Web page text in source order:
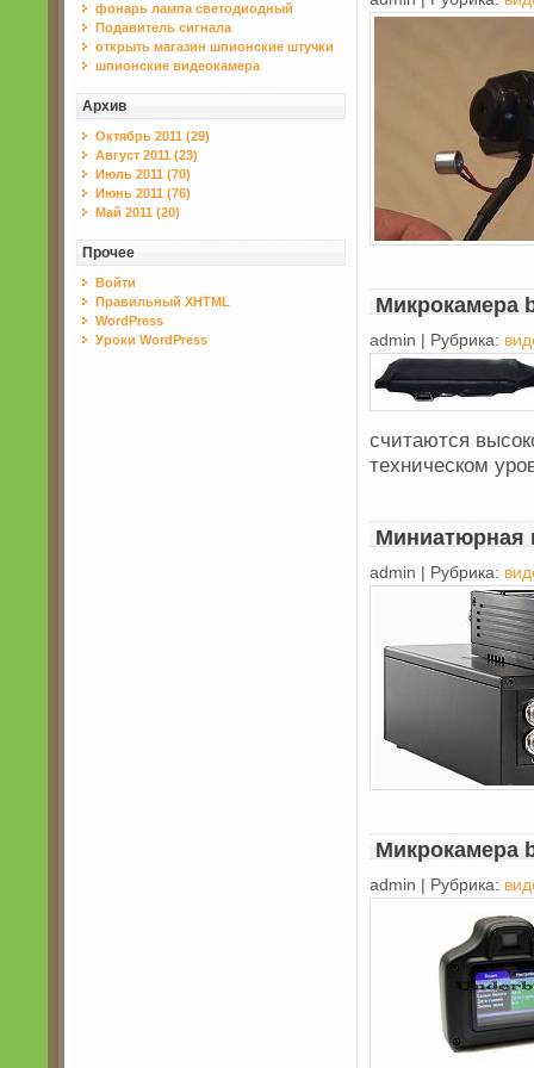
фонарь лампа светодиодный
Подавитель сигнала
открыть магазин шпионские штучки
шпионские видеокамера
Архив
Октябрь 2011 (29)
Август 2011 (23)
Июль 2011 (70)
Июнь 2011 (76)
Май 2011 (20)
Прочее
Войти
Правильный XHTML
WordPress
Уроки WordPress
Микрокамера
admin | Рубрика:
считаются
техническом
Миниатюрная
admin | Рубрика:
Микрокамера
admin | Рубрика: